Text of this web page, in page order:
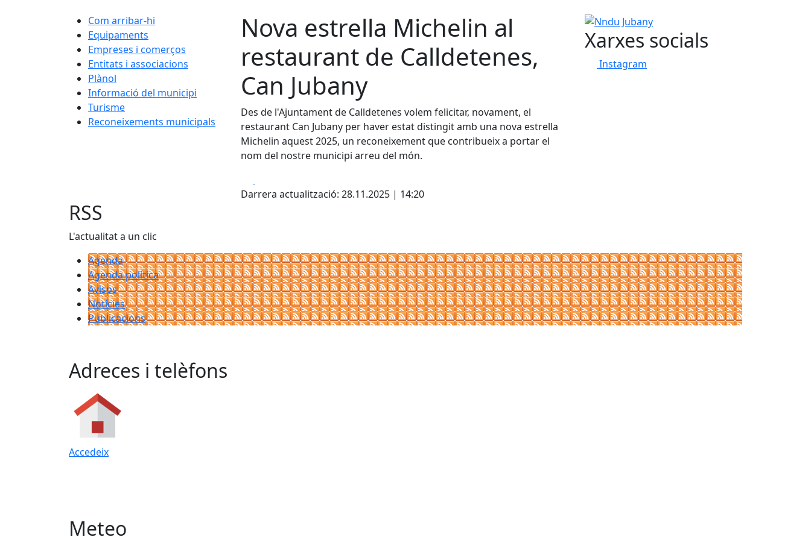
Com arribar-hi
Equipaments
Empreses i comerços
Entitats i associacions
Plànol
Informació del municipi
Turisme
Reconeixements municipals
Nova estrella Michelin al
restaurant de Calldetenes,
Can Jubany
Des de l'Ajuntament de Calldetenes volem felicitar, novament, el
restaurant Can Jubany per haver estat distingit amb una nova estrella
Michelin aquest 2025, un reconeixement que contribueix a portar el
nom del nostre municipi arreu del món.
Darrera actualització: 28.11.2025 | 14:20
Nndu Jubany
Xarxes socials
Instagram
RSS
L'actualitat a un clic
Agenda
Agenda política
Avisos
Notícies
Publicacions
Adreces i telèfons
Accedeix
Meteo